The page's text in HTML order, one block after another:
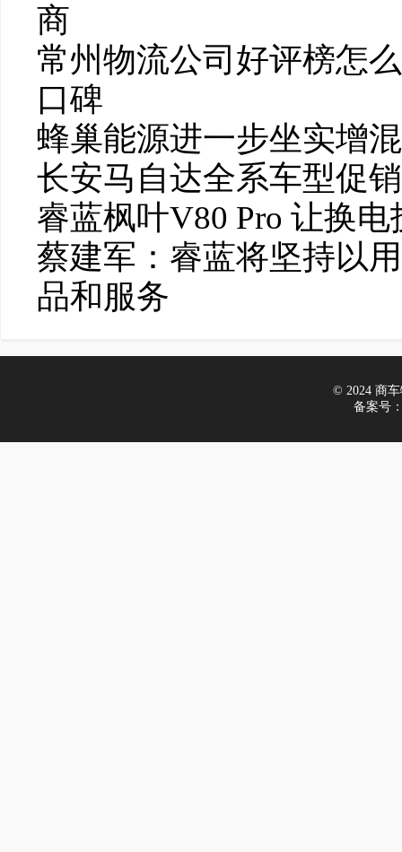
商
常州物流公司好评榜怎
口碑
蜂巢能源进一步坐实增
长安马自达全系车型促
睿蓝枫叶V80 Pro 让换
蔡建军：睿蓝将坚持以
品和服务
© 2024 商车
备案号